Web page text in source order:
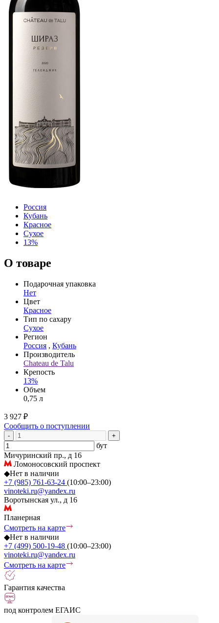
Россия
Кубань
Красное
Сухое
13%
О товаре
Подарочная упаковка
Нет
Цвет
Красное
Тип по сахару
Сухое
Регион
Россия , Кубань
Производитель
Chateau de Talu
Крепость
13%
Объем
0,75 л
3 927 ₽
Сообщить о поступлении
- +
бут
Мичуринский пр., д 16
Ломоносовский проспект
◆Нет в наличии
+7 (985) 761-63-24 (10:00–23:00)
vinoteki.ru@yandex.ru
Воротынская ул., д 16
Планерная
Смотреть на карте
◆Нет в наличии
+7 (499) 500-19-48 (10:00–23:00)
vinoteki.ru@yandex.ru
Смотреть на карте
Гарантия качества
под контролем ЕГАИС